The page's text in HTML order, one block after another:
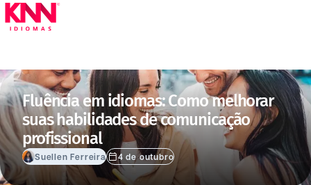
Fluência em idiomas: Como melhorar
suas habilidades de comunicação
profissional
Suellen Ferreira 4 de outubro